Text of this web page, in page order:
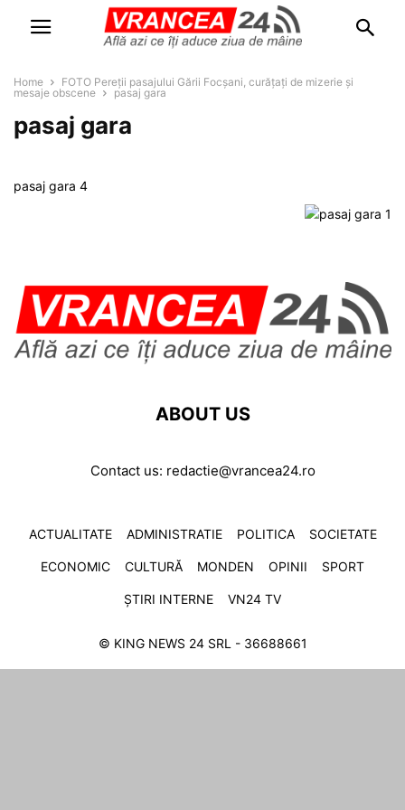
Home
FOTO Pereții pasajului Gării Focșani, curățați de mizerie și
mesaje obscene
pasaj gara
pasaj gara
pasaj gara 4
ABOUT US
Contact us: redactie@vrancea24.ro
ACTUALITATE ADMINISTRATIE POLITICA SOCIETATE
ECONOMIC CULTURĂ MONDEN OPINII SPORT
ȘTIRI INTERNE VN24 TV
© KING NEWS 24 SRL - 36688661